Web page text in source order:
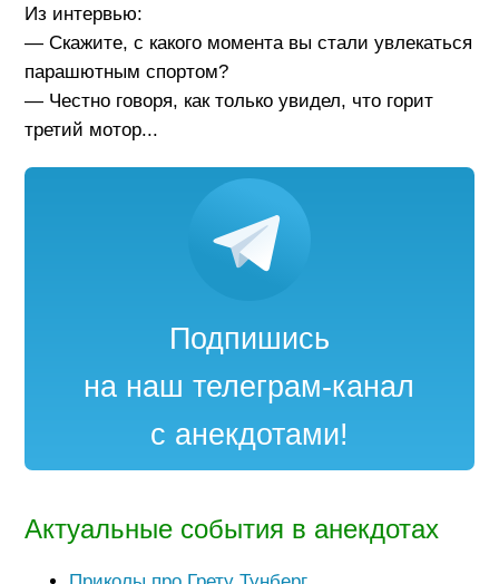
Из интервью:
— Скажите, с какого момента вы стали увлекаться
парашютным спортом?
— Честно говоря, как только увидел, что горит
третий мотор...
Подпишись
на наш телеграм-канал
с анекдотами!
Актуальные события в анекдотах